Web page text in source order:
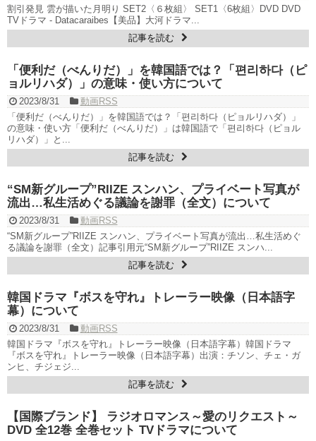
割引発見 雲が描いた月明り SET2〈６枚組〉 SET1〈6枚組〉DVD DVD
TVドラマ - Datacaraibes【美品】大河ドラマ...
記事を読む
「便利だ（べんりだ）」を韓国語では？「편리하다（ピ
ョルリハダ）」の意味・使い方について
2023/8/31
動画RSS
「便利だ（べんりだ）」を韓国語では？「편리하다（ピョルリハダ）」
の意味・使い方「便利だ（べんりだ）」は韓国語で「편리하다（ピョル
リハダ）」と...
記事を読む
“SM新グループ”RIIZE スンハン、プライベート写真が
流出…私生活めぐる議論を謝罪（全文）について
2023/8/31
動画RSS
“SM新グループ”RIIZE スンハン、プライベート写真が流出…私生活めぐ
る議論を謝罪（全文）記事引用元“SM新グループ”RIIZE スンハ...
記事を読む
韓国ドラマ『ボスを守れ』トレーラー映像（日本語字
幕）について
2023/8/31
動画RSS
韓国ドラマ『ボスを守れ』トレーラー映像（日本語字幕）韓国ドラマ
『ボスを守れ』トレーラー映像（日本語字幕）出演：チソン、チェ・ガ
ンヒ、チジェジ...
記事を読む
【国際ブランド】 ラジオロマンス～愛のリクエスト～
DVD 全12巻 全巻セット TVドラマについて